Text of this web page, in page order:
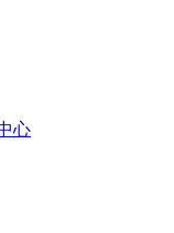
心